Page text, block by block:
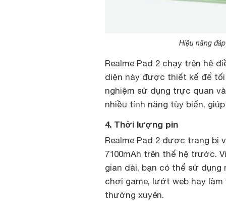
Hiệu năng
Realme Pad 2 chạy trên hệ
diện này được thiết kế để
nghiệm sử dụng trực quan
nhiều tính năng tùy biến,
4. Thời lượng pin
Realme Pad 2 được trang bị
7100mAh trên thế hệ trước.
gian dài, bạn có thể sử dụng
chơi game, lướt web hay
thường xuyên.